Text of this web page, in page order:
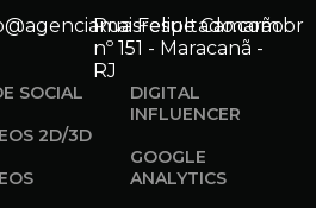
Rua Felipe Camarão
nº 151 - Maracanã -
RJ
SOCIAL
2D/3D
DIGITAL
INFLUENCER
GOOGLE
ANALYTICS